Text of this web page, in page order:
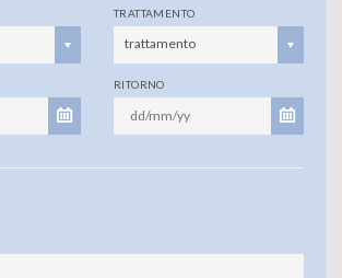
TRATTAMENTO
trattamento
RITORNO